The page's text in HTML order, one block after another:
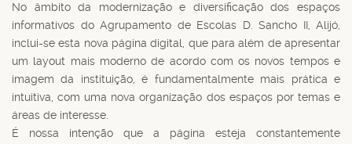
No âmbito da modernização e diversificação dos espaços
informativos do Agrupamento de Escolas D. Sancho II, Alijó,
inclui-se esta nova página digital, que para além de apresentar
um layout mais moderno de acordo com os novos tempos e
imagem da instituição, é fundamentalmente mais prática e
intuitiva, com uma nova organização dos espaços por temas e
áreas de interesse.
É nossa intenção que a página esteja constantemente